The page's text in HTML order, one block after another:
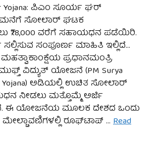
Yojana: ಪಿಎಂ ಸೂರ್ಯ ಘರ್
ಸೋಲಾರ್ ಘಟಕ
₹78,000 ವರೆಗೆ ಸಹಾಯಧನ ಪಡೆಯಿರಿ.
ಸಂಪೂರ್ಣ ಮಾಹಿತಿ ಇಲ್ಲಿದೆ…
ಮಹತ್ವಾಕಾಂಕ್ಷೆಯ ಪ್ರಧಾನಮಂತ್ರಿ
ವಿದ್ಯುತ್ ಯೋಜನೆ (PM Surya
Yojana) ಅಡಿಯಲ್ಲಿ ಉಚಿತ ಸೋಲಾರ್
ನೀಡಲು ಮತ್ತೊಮ್ಮೆ ಅರ್ಜಿ
ಈ ಯೋಜನೆಯ ಮೂಲಕ ದೇಶದ ಒಂದು
ರೂಫ್‌ಟಾಪ್ … Read